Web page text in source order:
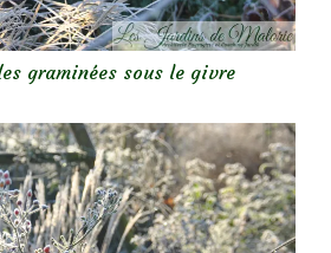
graminées sous le givre